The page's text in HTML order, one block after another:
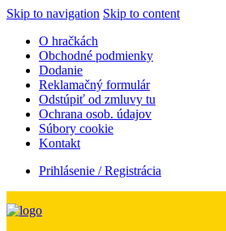
Skip to navigation Skip to content
O hračkách
Obchodné podmienky
Dodanie
Reklamačný formulár
Odstúpiť od zmluvy tu
Ochrana osob. údajov
Súbory cookie
Kontakt
Prihlásenie / Registrácia